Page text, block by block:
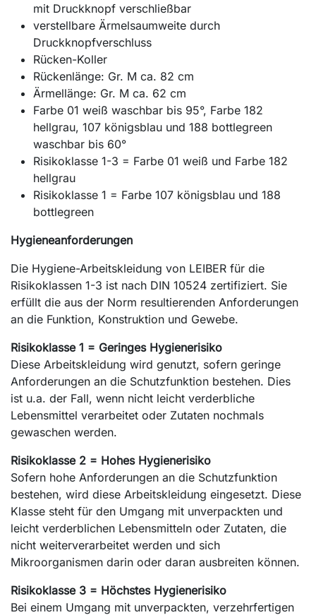
mit Druckknopf verschließbar
verstellbare Ärmelsaumweite durch
Druckknopfverschluss
Rücken-Koller
Rückenlänge: Gr. M ca. 82 cm
Ärmellänge: Gr. M ca. 62 cm
Farbe 01 weiß waschbar bis 95°, Farbe 182
hellgrau, 107 königsblau und 188 bottlegreen
waschbar bis 60°
Risikoklasse 1-3 = Farbe 01 weiß und Farbe 182
hellgrau
Risikoklasse 1 = Farbe 107 königsblau und 188
bottlegreen
Hygieneanforderungen
Die Hygiene-Arbeitskleidung von LEIBER für die
Risikoklassen 1-3 ist nach DIN 10524 zertifiziert. Sie
erfüllt die aus der Norm resultierenden Anforderungen
an die Funktion, Konstruktion und Gewebe.
Risikoklasse 1 = Geringes Hygienerisiko
Diese Arbeitskleidung wird genutzt, sofern geringe
Anforderungen an die Schutzfunktion bestehen. Dies
ist u.a. der Fall, wenn nicht leicht verderbliche
Lebensmittel verarbeitet oder Zutaten nochmals
gewaschen werden.
Risikoklasse 2 = Hohes Hygienerisiko
Sofern hohe Anforderungen an die Schutzfunktion
bestehen, wird diese Arbeitskleidung eingesetzt. Diese
Klasse steht für den Umgang mit unverpackten und
leicht verderblichen Lebensmitteln oder Zutaten, die
nicht weiterverarbeitet werden und sich
Mikroorganismen darin oder daran ausbreiten können.
Risikoklasse 3 = Höchstes Hygienerisiko
Bei einem Umgang mit unverpackten, verzehrfertigen